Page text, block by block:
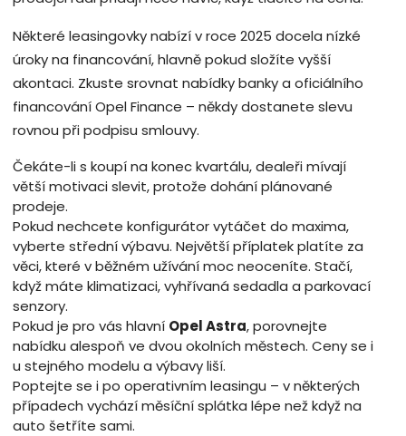
Některé leasingovky nabízí v roce 2025 docela nízké
úroky na financování, hlavně pokud složíte vyšší
akontaci. Zkuste srovnat nabídky banky a oficiálního
financování Opel Finance – někdy dostanete slevu
rovnou při podpisu smlouvy.
Čekáte-li s koupí na konec kvartálu, dealeři mívají
větší motivaci slevit, protože dohání plánované
prodeje.
Pokud nechcete konfigurátor vytáčet do maxima,
vyberte střední výbavu. Největší příplatek platíte za
věci, které v běžném užívání moc neoceníte. Stačí,
když máte klimatizaci, vyhřívaná sedadla a parkovací
senzory.
Pokud je pro vás hlavní Opel Astra, porovnejte
nabídku alespoň ve dvou okolních městech. Ceny se i
u stejného modelu a výbavy liší.
Poptejte se i po operativním leasingu – v některých
případech vychází měsíční splátka lépe než když na
auto šetříte sami.